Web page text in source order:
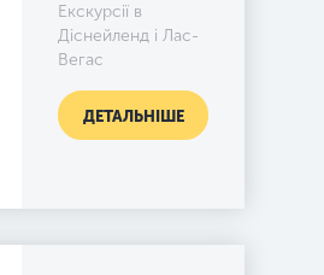
Екскурсії в
Діснейленд і Лас-
Вегас
ДЕТАЛЬНІШЕ